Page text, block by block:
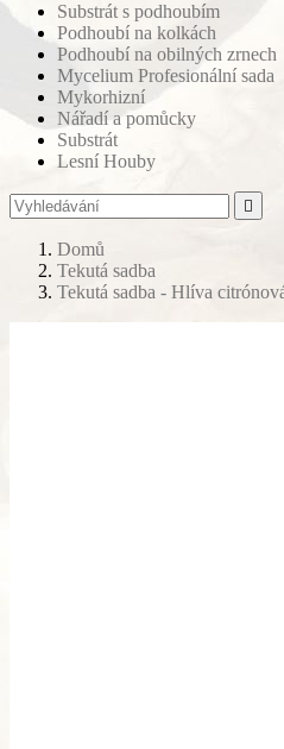
Substrát s podhoubím
Podhoubí na kolkách
Podhoubí na obilných zrnech
Mycelium Profesionální sada
Mykorhizní
Nářadí a pomůcky
Substrát
Lesní Houby

Domů
Tekutá sadba
Tekutá sadba - Hlíva